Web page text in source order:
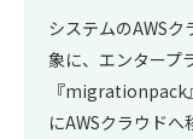
システムのAWS
象に、エンタープ
『migrationpack
にAWSクラウドへ